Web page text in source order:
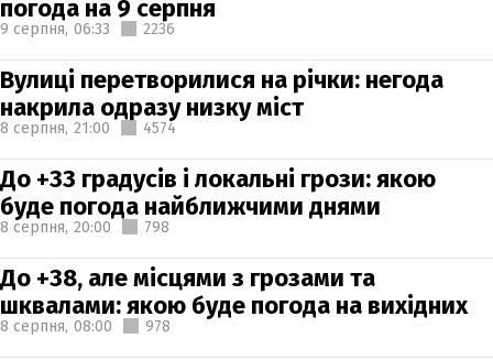
погода на 9 серпня
9 серпня, 06:33 2236
Вулиці перетворилися на річки: негода
накрила одразу низку міст
8 серпня, 21:00 4574
До +33 градусів і локальні грози: якою
буде погода найближчими днями
8 серпня, 20:00 798
До +38, але місцями з грозами та
шквалами: якою буде погода на вихідних
8 серпня, 08:00 978